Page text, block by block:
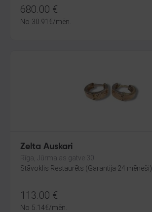
680.00 €
No 30.91 €/mēn.
Zelta Auskari
Rīga, Jūrmalas gatve 30
Stāvoklis Restaurēts (Garantija 24 mēneši)
113.00 €
No 5.14€/mēn.